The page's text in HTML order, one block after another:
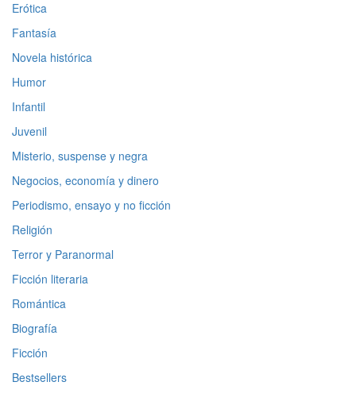
Erótica
Fantasía
Novela histórica
Humor
Infantil
Juvenil
Misterio, suspense y negra
Negocios, economía y dinero
Periodismo, ensayo y no ficción
Religión
Terror y Paranormal
Ficción literaria
Romántica
Biografía
Ficción
Bestsellers